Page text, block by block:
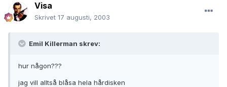
Visa
Skrivet 17 augusti, 2003
Emil Killerman skrev:
hur någon???
jag vill alltså blåsa hela hårdisken